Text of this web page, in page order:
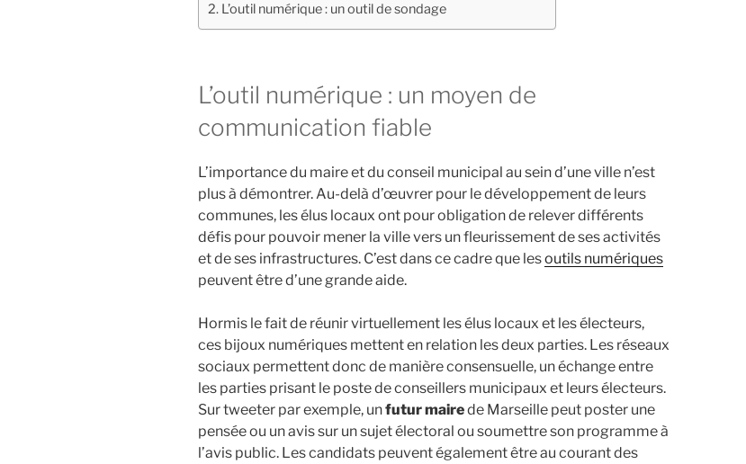
L’outil numérique : un outil de sondage
L’outil numérique : un moyen de
communication fiable
L’importance du maire et du conseil municipal au sein d’une ville n’est
plus à démontrer. Au-delà d’œuvrer pour le développement de leurs
communes, les élus locaux ont pour obligation de relever différents
défis pour pouvoir mener la ville vers un fleurissement de ses activités
et de ses infrastructures. C’est dans ce cadre que lesoutils numériques
peuvent être d’une grande aide.
Hormis le fait de réunir virtuellement les élus locaux et les électeurs,
ces bijoux numériques mettent en relation les deux parties. Les réseaux
sociaux permettent donc de manière consensuelle, un échange entre
les parties prisant le poste de conseillers municipaux et leurs électeurs.
Sur tweeter par exemple, unfutur mairede Marseille peut poster une
pensée ou un avis sur un sujet électoral ou soumettre son programme à
l’avis public. Les candidats peuvent également être au courant des